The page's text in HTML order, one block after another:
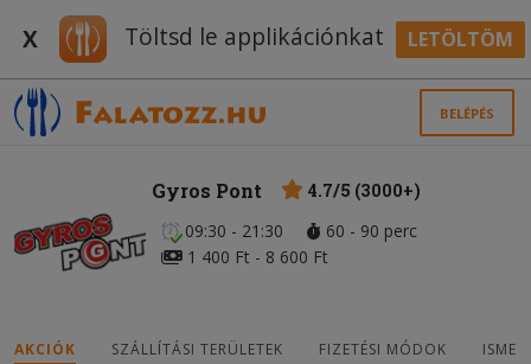
X Töltsd le applikációnkat LETÖLTÖM
BELÉPÉS
Gyros Pont
4.7/5 (3000+)
09:30 - 21:30
60 - 90 perc
1 400 Ft - 8 600 Ft
AKCIÓK SZÁLLÍTÁSI TERÜLETEK FIZETÉSI MÓDOK